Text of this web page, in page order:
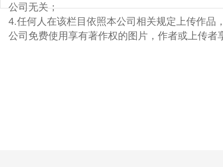
公司无关；
4.任何人在该栏目依照本公司相关规定上传作品
公司免费使用享有著作权的图片，作者或上传者